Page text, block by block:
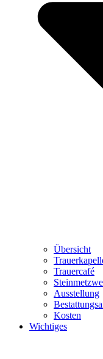
Übersicht
Trauercafé
Ausstellung
Kosten
Wichtiges